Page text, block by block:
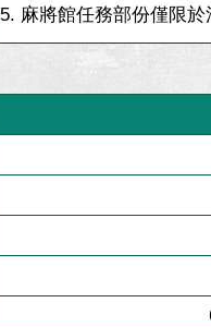
5. 麻將館任務部份僅限